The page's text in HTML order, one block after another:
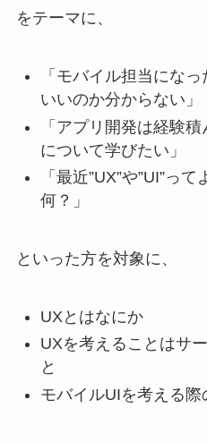
をテーマに、
「モバイル担当にな
いいのか分からない」
「アプリ開発は経験
について学びたい」
「最近”UX”や”UI”っ
何？」
といった方を対象に、
UXとはなにか
UXを考えることはサ
と
モバイルUIを考える際